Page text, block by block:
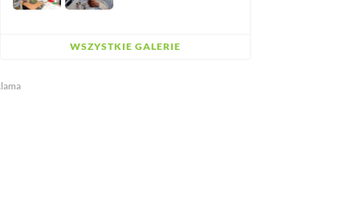
WSZYSTKIE GALERIE